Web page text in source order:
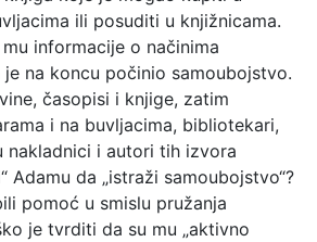
ili posuditi u knjižnicama.
informacije o načinima
je na koncu počinio samoubojstvo.
časopisi i knjige, zatim
i na buvljacima, bibliotekari,
nakladnici i autori tih izvora
Adamu da „istraži samoubojstvo“?
pomoć u smislu pružanja
je tvrditi da su mu „aktivno